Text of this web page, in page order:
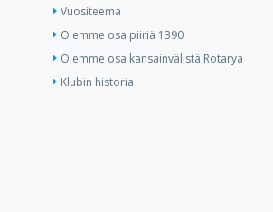
Vuositeema
Olemme osa piiriä 1390
Olemme osa kansainvälistä Rotarya
Klubin historia